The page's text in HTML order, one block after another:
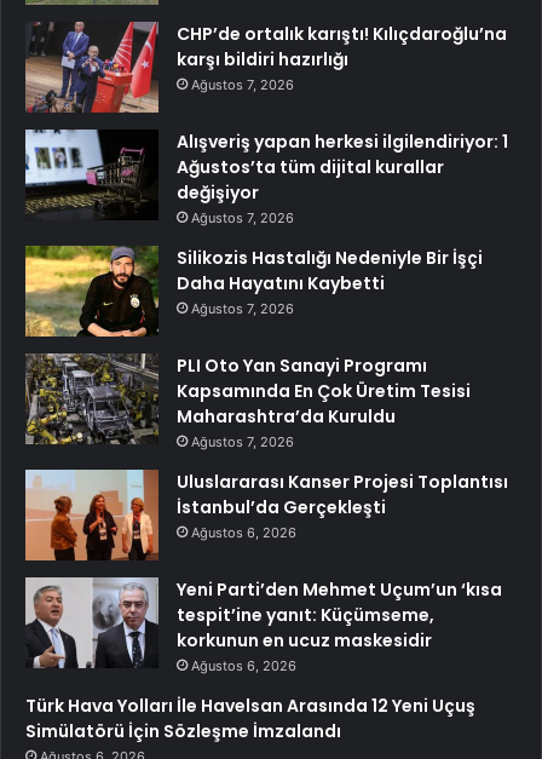
CHP’de ortalık karıştı! Kılıçdaroğlu’na
karşı bildiri hazırlığı
Ağustos 7, 2026
Alışveriş yapan herkesi ilgilendiriyor: 1
Ağustos’ta tüm dijital kurallar
değişiyor
Ağustos 7, 2026
Silikozis Hastalığı Nedeniyle Bir İşçi
Daha Hayatını Kaybetti
Ağustos 7, 2026
PLI Oto Yan Sanayi Programı
Kapsamında En Çok Üretim Tesisi
Maharashtra’da Kuruldu
Ağustos 7, 2026
Uluslararası Kanser Projesi Toplantısı
İstanbul’da Gerçekleşti
Ağustos 6, 2026
Yeni Parti’den Mehmet Uçum’un ‘kısa
tespit’ine yanıt: Küçümseme,
korkunun en ucuz maskesidir
Ağustos 6, 2026
Türk Hava Yolları İle Havelsan Arasında 12 Yeni Uçuş
Simülatörü İçin Sözleşme İmzalandı